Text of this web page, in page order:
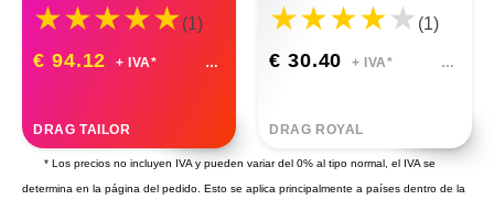
(1)
€ 94.12 + IVA*
DRAG TAILOR
(1)
€ 30.40 + IVA*
DRAG ROYAL
* Los precios no incluyen IVA y pueden variar del 0% al tipo normal, el IVA se
determina en la página del pedido. Esto se aplica principalmente a países dentro de la